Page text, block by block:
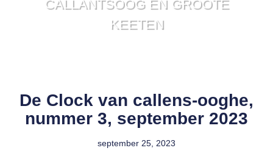
CALLANTSOOG EN GROOTE
KEETEN
De Clock van callens-ooghe,
nummer 3, september 2023
september 25, 2023